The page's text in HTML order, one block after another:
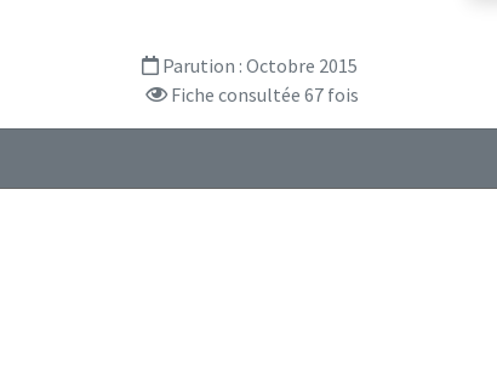
Parution : Octobre 2015
Fiche consultée 67 fois